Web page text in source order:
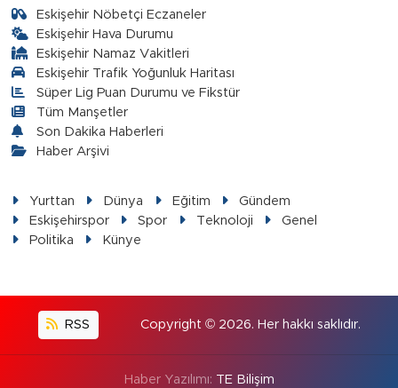
Eskişehir Nöbetçi Eczaneler
Eskişehir Hava Durumu
Eskişehir Namaz Vakitleri
Eskişehir Trafik Yoğunluk Haritası
Süper Lig Puan Durumu ve Fikstür
Tüm Manşetler
Son Dakika Haberleri
Haber Arşivi
Yurttan Dünya Eğitim
Gündem
Eskişehirspor
Spor Teknoloji
Genel
Politika
Künye
RSS Copyright © 2026. Her hakkı saklıdır.
Haber Yazılımı: TE Bilişim